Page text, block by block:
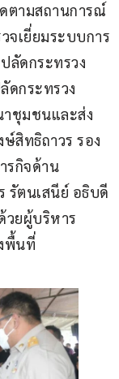
ตามสถานการณ์
จเยี่ยมระบบการ
ลัดกระทรวง
ดกระทรวง
ชุมชนและส่ง
สิทธิถาวร รอง
รกิจด้าน
รัตนเสนีย์ อธิบดี
วยผู้บริหาร
พื้นที่